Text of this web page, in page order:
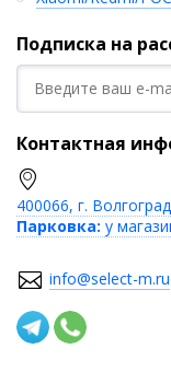
Подписка на
Контактная
400066, г.
Парковка: у
info@select-m.ru